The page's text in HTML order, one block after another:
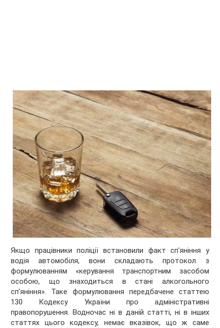
Якщо працівники поліції встановили факт сп'яніння у
водія автомобіля, вони складають протокол з
формулюванням «керування транспортним засобом
особою, що знаходиться в стані алкогольного
сп'яніння». Таке формулювання передбачене статтею
130 Кодексу України про адміністративні
правопорушення. Водночас ні в даній статті, ні в інших
статтях цього кодексу, немає вказівок, що ж саме